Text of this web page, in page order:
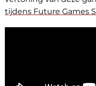
tijdens Future Games